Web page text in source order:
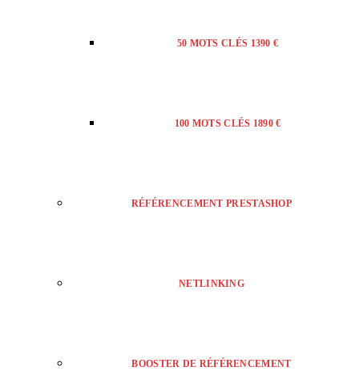
50 MOTS CLÉS 1390 €
100 MOTS CLÉS 1890 €
RÉFÉRENCEMENT PRESTASHOP
NETLINKING
BOOSTER DE RÉFÉRENCEMENT